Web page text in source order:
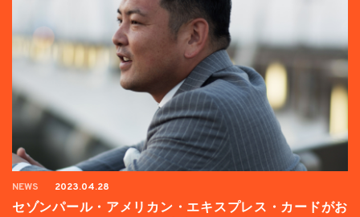
NEWS 2023.04.28
セゾンパール・アメリカン・エキスプレス・カードがお